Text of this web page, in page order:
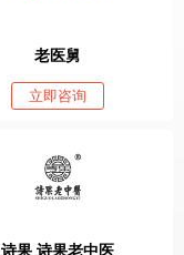
老医舅
立即咨询
诗果 诗果老中医